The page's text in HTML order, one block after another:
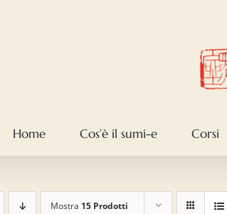
Home Cos’è il sumi-e Corsi
Mostra 15 Prodotti